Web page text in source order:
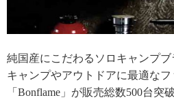
純国産にこだわるソロキャンプブ
キャンプやアウトドアに最適な
「Bonflame」が販売総数500台突